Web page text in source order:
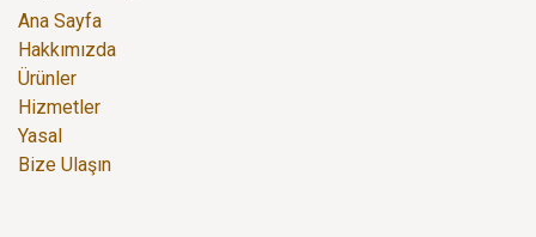
Ana Sayfa
Hakkımızda
Ürünler
Hizmetler
Yasal
Bize Ulaşın